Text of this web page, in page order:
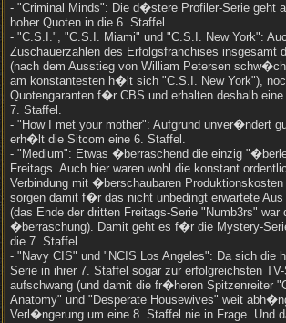
- "Criminal Minds": Die d�stere Profiler-Serie geht
hoher Quoten in die 6. Staffel.
- "C.S.I.", "C.S.I. Miami" und "C.S.I. New York":
Zuschauerzahlen des Erfolgsfranchises insgesamt
(nach dem Ausstieg von William Petersen
am konstantesten h�lt sich "C.S.I. New York"),
Quotengaranten f�r CBS und erhalten deshalb
7. Staffel.
- "How I met your mother": Aufgrund unver�ndert
erh�lt die Sitcom eine 6. Staffel.
- "Medium": Etwas �berraschend die einzig
Freitags. Auch hier waren wohl die konstant
Verbindung mit �berschaubaren Produktionskosten
sorgen damit f�r das nicht unbedingt erwartete
(das Ende der dritten Freitags-Serie "Numb3rs" war
�berraschung). Damit geht es f�r die Mystery-
die 7. Staffel.
- "Navy CIS" und "NCIS Los Angeles": Da sich die
Serie in ihrer 7. Staffel sogar zur erfolgreichsten
aufschwang (und damit die fr�heren Spitzenreiter
Anatomy" und "Desperate Housewives" weit
Verl�ngerung um eine 8. Staffel nie in Frage. Und